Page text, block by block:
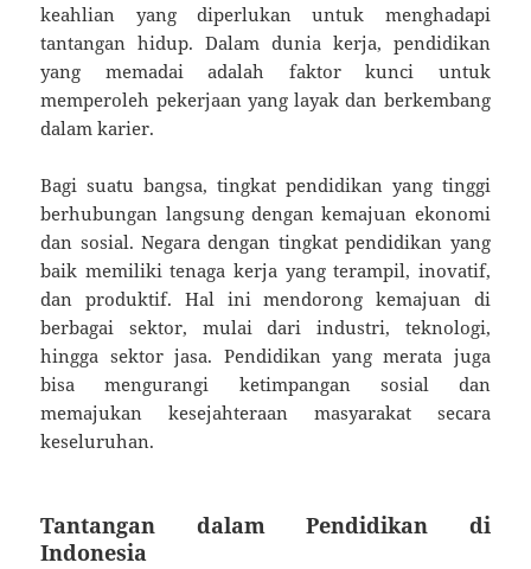
keahlian yang diperlukan untuk menghadapi
tantangan hidup. Dalam dunia kerja, pendidikan
yang memadai adalah faktor kunci untuk
memperoleh pekerjaan yang layak dan berkembang
dalam karier.
Bagi suatu bangsa, tingkat pendidikan yang tinggi
berhubungan langsung dengan kemajuan ekonomi
dan sosial. Negara dengan tingkat pendidikan yang
baik memiliki tenaga kerja yang terampil, inovatif,
dan produktif. Hal ini mendorong kemajuan di
berbagai sektor, mulai dari industri, teknologi,
hingga sektor jasa. Pendidikan yang merata juga
bisa mengurangi ketimpangan sosial dan
memajukan kesejahteraan masyarakat secara
keseluruhan.
Tantangan dalam Pendidikan di
Indonesia